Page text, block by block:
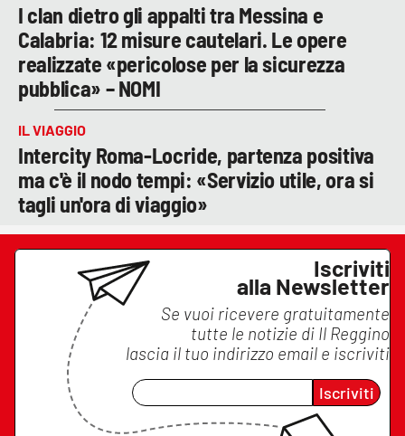
I clan dietro gli appalti tra Messina e
Calabria: 12 misure cautelari. Le opere
realizzate «pericolose per la sicurezza
pubblica» – NOMI
IL VIAGGIO
Intercity Roma-Locride, partenza positiva
ma c'è il nodo tempi: «Servizio utile, ora si
tagli un'ora di viaggio»
Iscriviti
alla Newsletter
Se vuoi ricevere gratuitamente
tutte le notizie di Il Reggino
lascia il tuo indirizzo email e iscriviti
Iscriviti